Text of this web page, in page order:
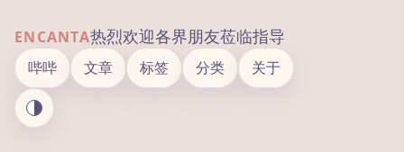
ENCANTA热烈欢迎各界朋友莅临指导
哔哔 文章 标签 分类 关于